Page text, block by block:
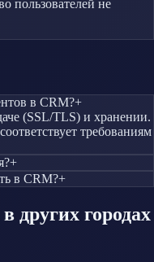
пользователей не
в CRM?+
(SSL/TLS) и хранении.
требованиям
+
в CRM?+
в других городах